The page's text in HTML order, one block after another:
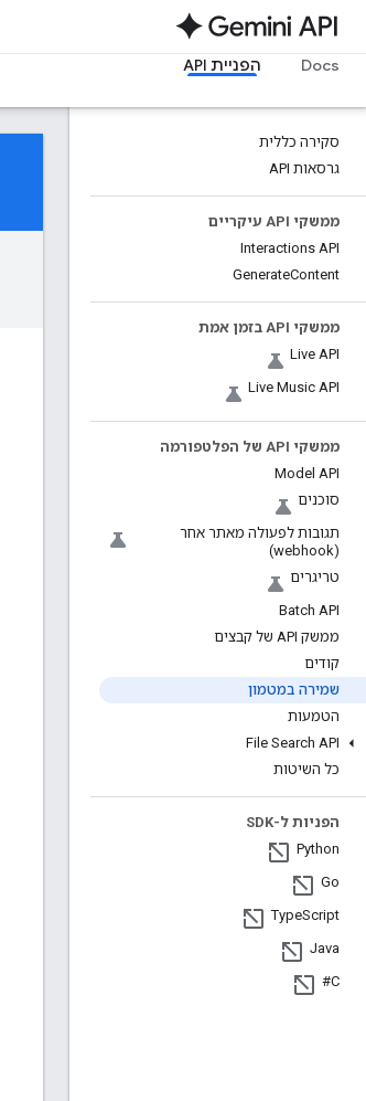
Docs הפניית API
סקירה כללית
גרסאות API
ממשקי API עיקריים
Interactions API
GenerateContent
ממשקי API בזמן אמת
Live API
Live Music API
ממשקי API של הפלטפורמה
Model API
סוכנים
תגובות לפעולה מאתר אחר
(webhook)
טריגרים
Batch API
ממשק API של קבצים
קודים
שמירה במטמון
הטמעות
File Search API
כל השיטות
הפניות ל-SDK
Python
Go
TypeScript
Java
C#